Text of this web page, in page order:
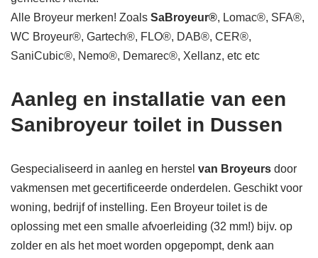
Alle Broyeur merken! Zoals SaBroyeur®, Lomac®, SFA®,
WC Broyeur®, Gartech®, FLO®, DAB®, CER®,
SaniCubic®, Nemo®, Demarec®, Xellanz, etc etc
Aanleg en installatie van een
Sanibroyeur toilet in Dussen
Gespecialiseerd in aanleg en herstel van Broyeurs door
vakmensen met gecertificeerde onderdelen. Geschikt voor
woning, bedrijf of instelling. Een Broyeur toilet is de
oplossing met een smalle afvoerleiding (32 mm!) bijv. op
zolder en als het moet worden opgepompt, denk aan